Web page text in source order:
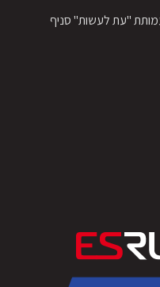
"עת לעשות" סניף